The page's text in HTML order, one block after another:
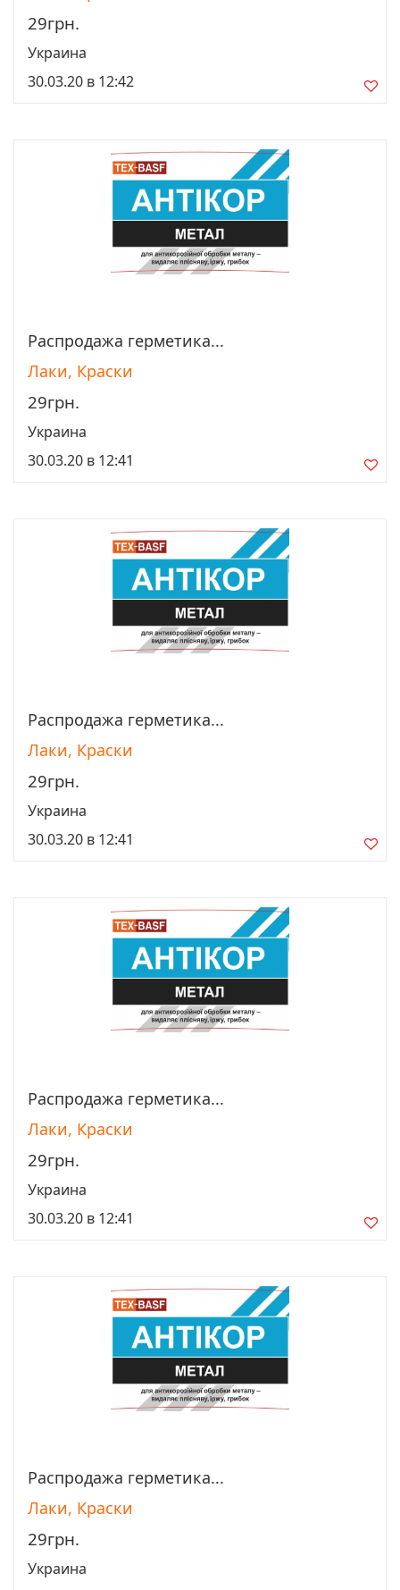
29грн.
Украина
30.03.20 в 12:42
Просмотреть
Распродажа герметика...
Лаки, Краски
29грн.
Украина
30.03.20 в 12:41
Просмотреть
Распродажа герметика...
Лаки, Краски
29грн.
Украина
30.03.20 в 12:41
Просмотреть
Распродажа герметика...
Лаки, Краски
29грн.
Украина
30.03.20 в 12:41
Просмотреть
Распродажа герметика...
Лаки, Краски
29грн.
Украина